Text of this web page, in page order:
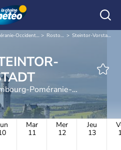
Mecklembourg-Poméranie-Occidentale Rostock Steintor-Vorstadt
Poméranie-
Mar
11
Mer
12
Jeu
13